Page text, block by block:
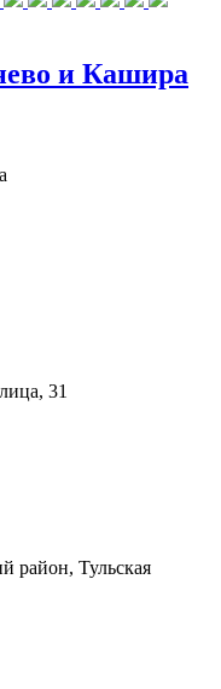
и Кашира
31
район, Тульская